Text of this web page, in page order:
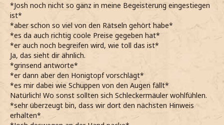
*Josh noch nicht so ganz in meine Begeisterung eingestiegen
ist*
*aber schon so viel von den Rätseln gehört habe*
*es da auch richtig coole Preise gegeben hat*
*er auch noch begreifen wird, wie toll das ist*
Ja, das sieht dir ähnlich.
*grinsend antworte*
*er dann aber den Honigtopf vorschlägt*
*es mir dabei wie Schuppen von den Augen fällt*
Natürlich! Wo sonst sollten sich Schleckermäuler wohlfühlen.
*sehr überzeugt bin, dass wir dort den nächsten Hinweis
erhalten*